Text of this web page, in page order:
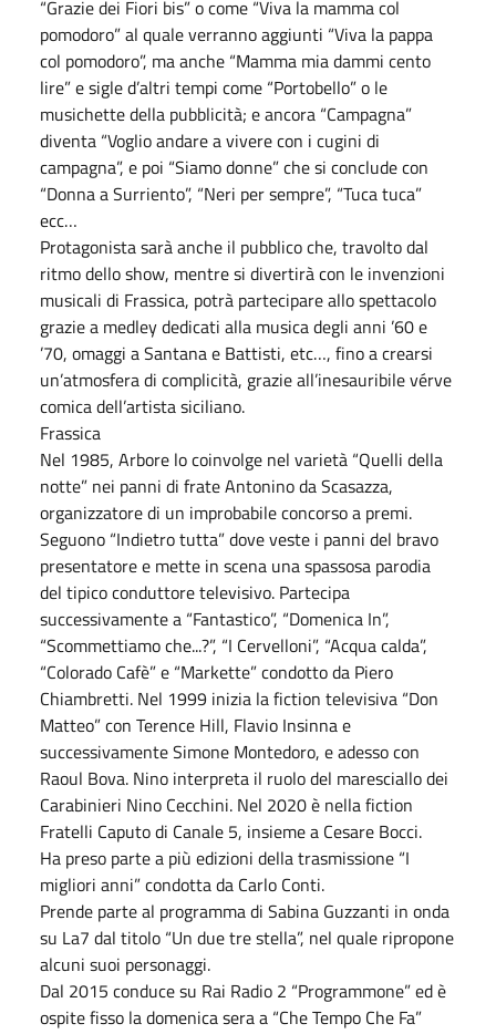
“Grazie dei Fiori bis” o come “Viva la mamma col
pomodoro” al quale verranno aggiunti “Viva la pappa
col pomodoro”, ma anche “Mamma mia dammi cento
lire” e sigle d’altri tempi come “Portobello” o le
musichette della pubblicità; e ancora “Campagna”
diventa “Voglio andare a vivere con i cugini di
campagna”, e poi “Siamo donne” che si conclude con
“Donna a Surriento”, “Neri per sempre”, “Tuca tuca”
ecc…
Protagonista sarà anche il pubblico che, travolto dal
ritmo dello show, mentre si divertirà con le invenzioni
musicali di Frassica, potrà partecipare allo spettacolo
grazie a medley dedicati alla musica degli anni ’60 e
’70, omaggi a Santana e Battisti, etc…, fino a crearsi
un’atmosfera di complicità, grazie all’inesauribile vérve
comica dell’artista siciliano.
Frassica
Nel 1985, Arbore lo coinvolge nel varietà “Quelli della
notte” nei panni di frate Antonino da Scasazza,
organizzatore di un improbabile concorso a premi.
Seguono “Indietro tutta” dove veste i panni del bravo
presentatore e mette in scena una spassosa parodia
del tipico conduttore televisivo. Partecipa
successivamente a “Fantastico”, “Domenica In”,
“Scommettiamo che...?”, “I Cervelloni”, “Acqua calda”,
“Colorado Cafè” e “Markette” condotto da Piero
Chiambretti. Nel 1999 inizia la fiction televisiva “Don
Matteo” con Terence Hill, Flavio Insinna e
successivamente Simone Montedoro, e adesso con
Raoul Bova. Nino interpreta il ruolo del maresciallo dei
Carabinieri Nino Cecchini. Nel 2020 è nella fiction
Fratelli Caputo di Canale 5, insieme a Cesare Bocci.
Ha preso parte a più edizioni della trasmissione “I
migliori anni” condotta da Carlo Conti.
Prende parte al programma di Sabina Guzzanti in onda
su La7 dal titolo “Un due tre stella”, nel quale ripropone
alcuni suoi personaggi.
Dal 2015 conduce su Rai Radio 2 “Programmone” ed è
ospite fisso la domenica sera a “Che Tempo Che Fa”